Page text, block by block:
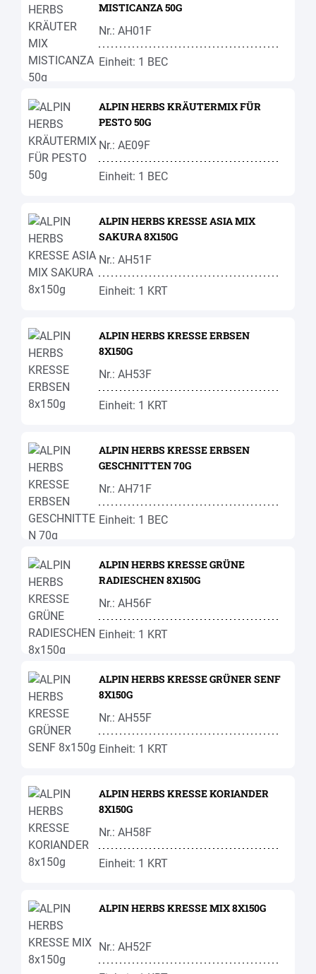
MISTICANZA 50G
Nr.: AH01F
Einheit: 1 BEC
ALPIN HERBS KRÄUTERMIX FÜR
PESTO 50G
Nr.: AE09F
Einheit: 1 BEC
ALPIN HERBS KRESSE ASIA MIX
SAKURA 8X150G
Nr.: AH51F
Einheit: 1 KRT
ALPIN HERBS KRESSE ERBSEN
8X150G
Nr.: AH53F
Einheit: 1 KRT
ALPIN HERBS KRESSE ERBSEN
GESCHNITTEN 70G
Nr.: AH71F
Einheit: 1 BEC
ALPIN HERBS KRESSE GRÜNE
RADIESCHEN 8X150G
Nr.: AH56F
Einheit: 1 KRT
ALPIN HERBS KRESSE GRÜNER SENF
8X150G
Nr.: AH55F
Einheit: 1 KRT
ALPIN HERBS KRESSE KORIANDER
8X150G
Nr.: AH58F
Einheit: 1 KRT
ALPIN HERBS KRESSE MIX 8X150G
Nr.: AH52F